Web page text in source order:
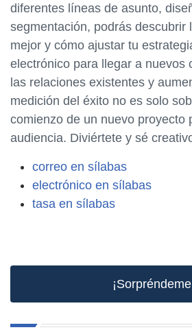
diferentes líneas de asunto,
segmentación, podrás descubrir
mejor y cómo ajustar tu
electrónico para llegar a nuevos
las relaciones existentes y
medición del éxito no es solo
comienzo de un nuevo proyecto
audiencia. Diviértete y sé
correo en sílabas
electrónico en sílabas
tasa en sílabas